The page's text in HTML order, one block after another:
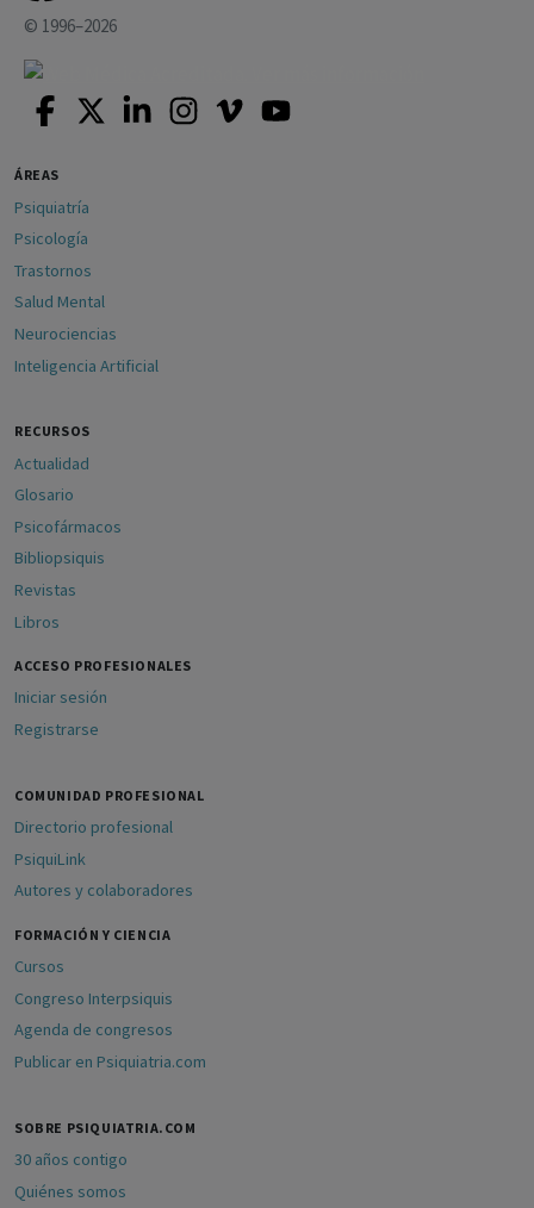
© 1996–2026
ÁREAS
Psiquiatría
Psicología
Trastornos
Salud Mental
Neurociencias
Inteligencia Artificial
RECURSOS
Actualidad
Glosario
Psicofármacos
Bibliopsiquis
Revistas
Libros
ACCESO PROFESIONALES
Iniciar sesión
Registrarse
COMUNIDAD PROFESIONAL
Directorio profesional
PsiquiLink
Autores y colaboradores
FORMACIÓN Y CIENCIA
Cursos
Congreso Interpsiquis
Agenda de congresos
Publicar en Psiquiatria.com
SOBRE PSIQUIATRIA.COM
30 años contigo
Quiénes somos